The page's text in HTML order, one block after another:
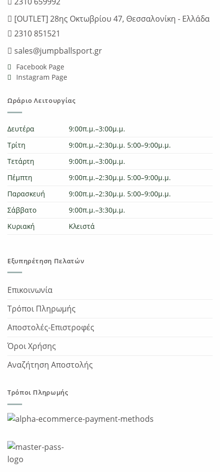
[OUTLET] 28ης Οκτωβρίου 47, Θεσσαλονίκη - Ελλάδα
2310 851521
sales@jumpballsport.gr
Facebook Page
Instagram Page
Ωράριο Λειτουργίας
Δευτέρα
9:00π.μ.–3:00μ.μ.
Τρίτη
9:00π.μ.–2:30μ.μ. 5:00–9:00μ.μ.
Τετάρτη
9:00π.μ.–3:00μ.μ.
Πέμπτη
9:00π.μ.–2:30μ.μ. 5:00–9:00μ.μ.
Παρασκευή
9:00π.μ.–2:30μ.μ. 5:00–9:00μ.μ.
Σάββατο
9:00π.μ.–3:30μ.μ.
Κυριακή
Κλειστά
Εξυπηρέτηση Πελατών
Επικοινωνία
Τρόποι Πληρωμής
Αποστολές-Επιστροφές
Όροι Χρήσης
Αναζήτηση Αποστολής
Τρόποι Πληρωμής